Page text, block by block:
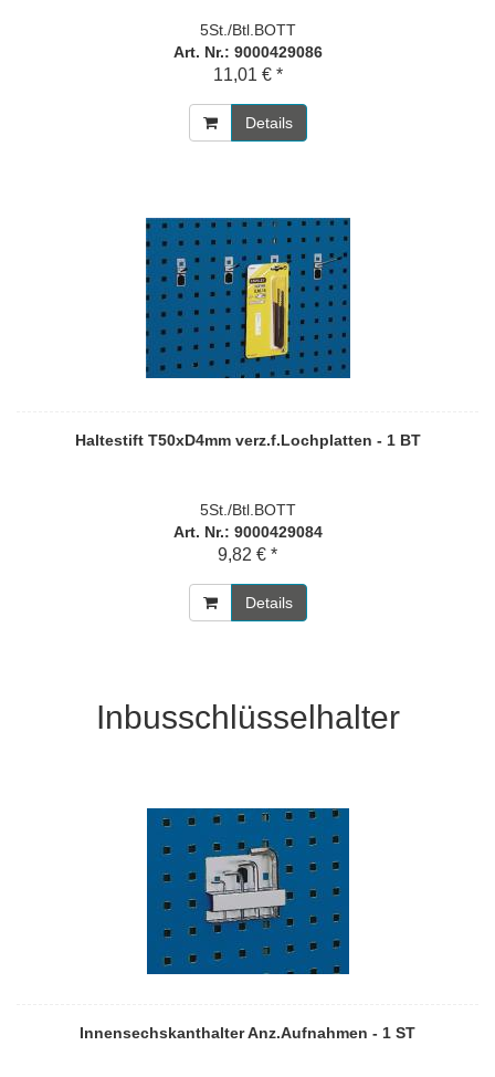
5St./Btl.BOTT
Art. Nr.: 9000429086
11,01 € *
Details
Haltestift T50xD4mm verz.f.Lochplatten - 1 BT
5St./Btl.BOTT
Art. Nr.: 9000429084
9,82 € *
Details
Inbusschlüsselhalter
Innensechskanthalter Anz.Aufnahmen - 1 ST